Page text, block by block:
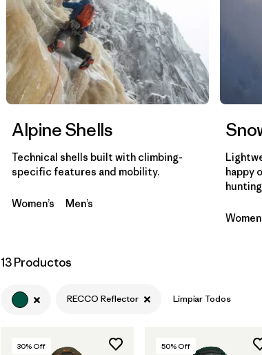
Alpine Shells
Technical shells built with climbing-
specific features and mobility.
Women’s Men’s
happy
13 Productos
RECCO Reflector Limpiar Todos
30% Off 50% Off